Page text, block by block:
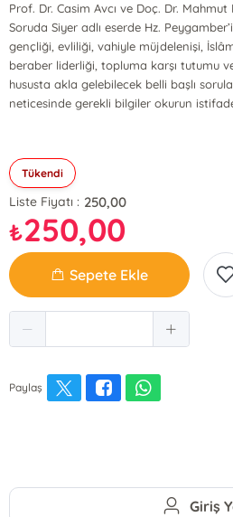
Prof. Dr. Casim Avcı ve Doç. Dr. Mahmut
Soruda Siyer adlı eserde Hz.
gençliği, evliliği, vahiyle müjdelenişi,
beraber liderliği, topluma karşı tutumu
hususta akla gelebilecek belli başlı
neticesinde gerekli bilgiler okurun
Tükendi
Liste Fiyatı : 250,00
₺250,00
Sepete Ekle
Paylaş
Giriş